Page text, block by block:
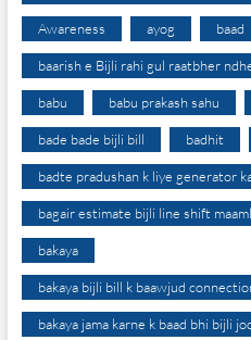
Awareness ayog baad
baarish e Bijli rahi gul raatbher
babu babu prakash sahu
bade bade bijli bill badhit
badte pradushan k liye generator
bagair estimate bijli line shift
bakaya
bakaya bijli bill k baawjud
bakaya jama karne k baad bhi bijli